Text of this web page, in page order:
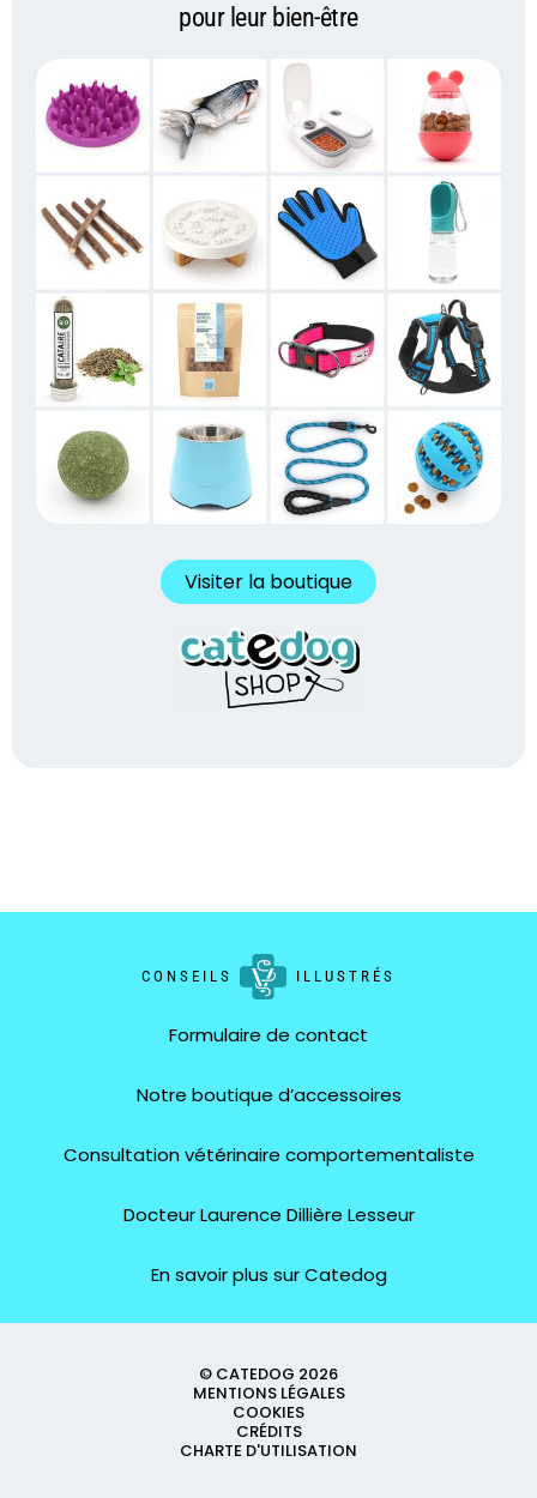
pour leur bien-être
Visiter la boutique
CONSEILS ILLUSTRÉS
Formulaire de contact
Notre boutique d’accessoires
Consultation vétérinaire comportementaliste
Docteur Laurence Dillière Lesseur
En savoir plus sur Catedog
© CATEDOG 2026
MENTIONS LÉGALES
COOKIES
CRÉDITS
CHARTE D'UTILISATION